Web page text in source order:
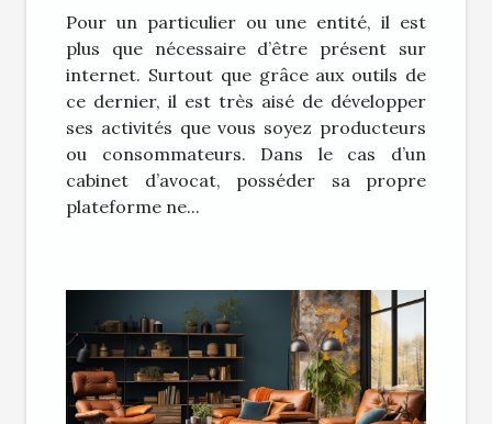
Pour un particulier ou une entité, il est
plus que nécessaire d’être présent sur
internet. Surtout que grâce aux outils de
ce dernier, il est très aisé de développer
ses activités que vous soyez producteurs
ou consommateurs. Dans le cas d’un
cabinet d’avocat, posséder sa propre
plateforme ne...